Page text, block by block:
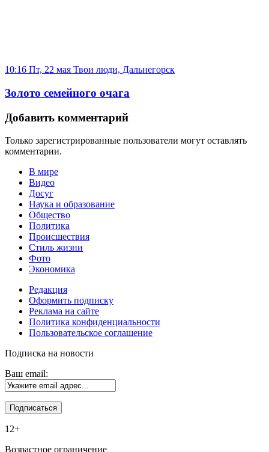
10:16 Пт, 22 мая Твои люди, Дальнегорск
Золото семейного очага
Добавить комментарий
Только зарегистрированные пользователи могут оставлять
комментарии.
В мире
Видео
Досуг
Наука и образование
Общество
Политика
Происшествия
Стиль жизни
Фото
Экономика
Редакция
Оформить подписку
Реклама на сайте
Политика конфиденциальности
Пользовательское соглашение
Подписка на новости
Ваш email:
12+
Возрастное ограничение